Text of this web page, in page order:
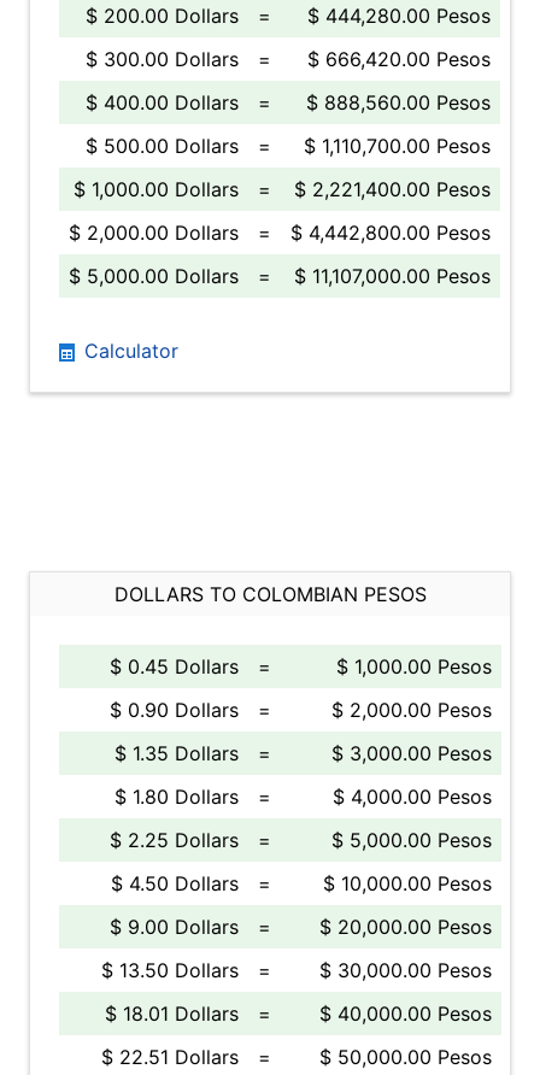
$ 200.00 Dollars
=
$ 444,280.00 Pesos
$ 300.00 Dollars
=
$ 666,420.00 Pesos
$ 400.00 Dollars
=
$ 888,560.00 Pesos
$ 500.00 Dollars
=
$ 1,110,700.00 Pesos
$ 1,000.00 Dollars
=
$ 2,221,400.00 Pesos
$ 2,000.00 Dollars
=
$ 4,442,800.00 Pesos
$ 5,000.00 Dollars
= $ 11,107,000.00 Pesos
Calculator
DOLLARS TO COLOMBIAN PESOS
$ 0.45 Dollars =
$ 1,000.00 Pesos
$ 0.90 Dollars
=
$ 2,000.00 Pesos
$ 1.35 Dollars
=
$ 3,000.00 Pesos
$ 1.80 Dollars
=
$ 4,000.00 Pesos
$ 2.25 Dollars
=
$ 5,000.00 Pesos
$ 4.50 Dollars
=
$ 10,000.00 Pesos
$ 9.00 Dollars
=
$ 20,000.00 Pesos
$ 13.50 Dollars
=
$ 30,000.00 Pesos
$ 18.01 Dollars
=
$ 40,000.00 Pesos
$ 22.51 Dollars
= $ 50,000.00 Pesos